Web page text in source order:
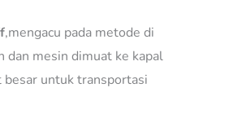
,mengacu pada metode di
dan mesin dimuat ke kapal
untuk transportasi